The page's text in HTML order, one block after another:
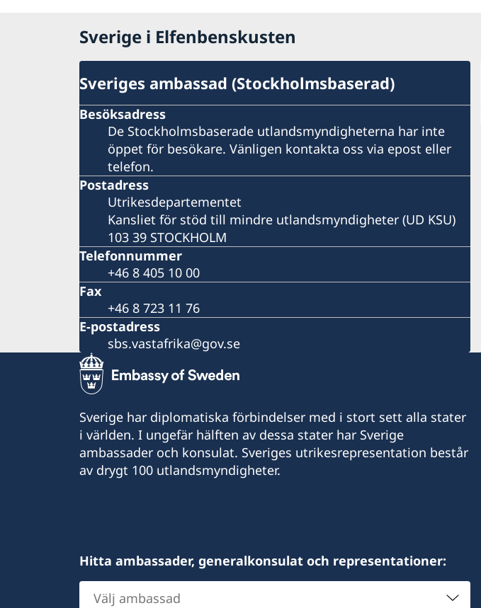
Sverige i Elfenbenskusten
Sveriges ambassad (Stockholmsbaserad)
Besöksadress
De Stockholmsbaserade utlandsmyndigheterna har inte
öppet för besökare. Vänligen kontakta oss via epost eller
telefon.
Postadress
Utrikesdepartementet
Kansliet för stöd till mindre utlandsmyndigheter (UD KSU)
103 39 STOCKHOLM
Telefonnummer
+46 8 405 10 00
Fax
+46 8 723 11 76
E-postadress
sbs.vastafrika@gov.se
Sverige har diplomatiska förbindelser med i stort sett alla stater
i världen. I ungefär hälften av dessa stater har Sverige
ambassader och konsulat. Sveriges utrikesrepresentation består
av drygt 100 utlandsmyndigheter.
Hitta ambassader, generalkonsulat och representationer:
Välj